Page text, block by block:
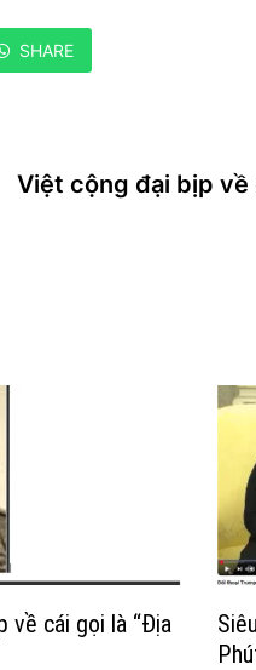
SHARE
Việt cộng đại bịp về
về cái gọi là “Địa